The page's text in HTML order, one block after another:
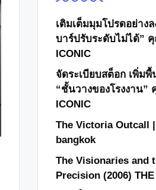
เติมเต็มมุมโปรดอย่างล
บาร์ปรับระดับไม่ได้”
ICONIC
จัดระเบียบสต็อก เพิ่มพื้
“ชั้นวางของโรงงาน”
ICONIC
The Victoria Outcall
bangkok
The Visionaries and
Precision (2006)